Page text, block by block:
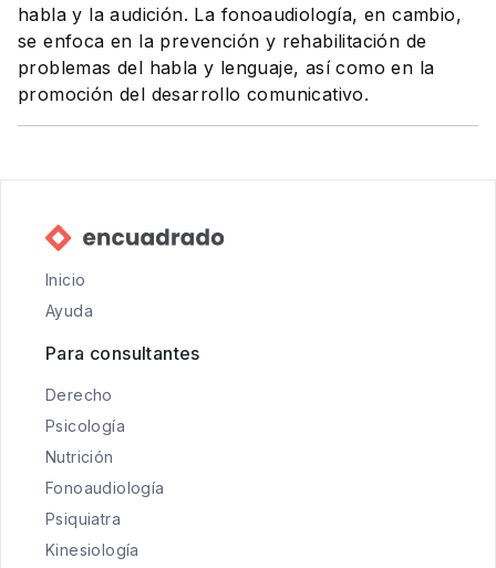
habla y la audición. La fonoaudiología, en cambio,
se enfoca en la prevención y rehabilitación de
problemas del habla y lenguaje, así como en la
promoción del desarrollo comunicativo.
Inicio
Ayuda
Para consultantes
Derecho
Psicología
Nutrición
Fonoaudiología
Psiquiatra
Kinesiología